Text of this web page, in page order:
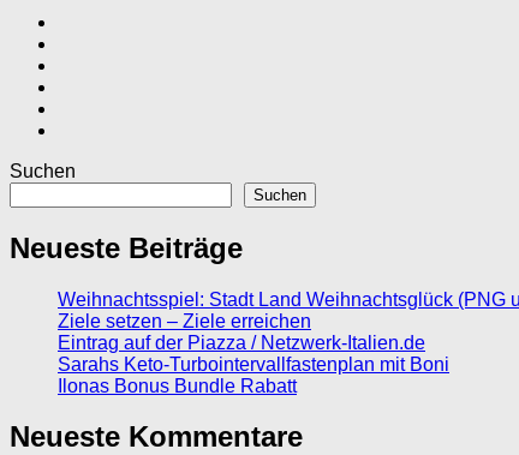
Suchen
Suchen
Neueste Beiträge
Weihnachtsspiel: Stadt Land Weihnachtsglück (PNG
Ziele setzen – Ziele erreichen
Eintrag auf der Piazza / Netzwerk-Italien.de
Sarahs Keto-Turbointervallfastenplan mit Boni
Ilonas Bonus Bundle Rabatt
Neueste Kommentare